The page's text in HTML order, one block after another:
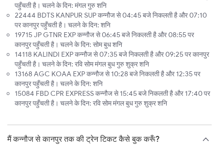
पहुँचती है। चलने के दिन: मंगल गुरु शनि
22444 BDTS KANPUR SUP कन्नौज से 04:45 बजे निकलती है और 07:10
पर कानपुर पहुँचती है। चलने के दिन: शनि
19715 JP GTNR EXP कन्नौज से 06:45 बजे निकलती है और 08:55 पर
कानपुर पहुँचती है। चलने के दिन: सोम बुध शनि
14118 KALINDI EXP कन्नौज से 07:35 बजे निकलती है और 09:25 पर कानपुर
पहुँचती है। चलने के दिन: रवि सोम मंगल बुध गुरु शुक्र शनि
13168 AGC KOAA EXP कन्नौज से 10:28 बजे निकलती है और 12:35 पर
कानपुर पहुँचती है। चलने के दिन: शनि
15084 FBD CPR EXPRESS कन्नौज से 15:45 बजे निकलती है और 17:40 पर
कानपुर पहुँचती है। चलने के दिन: रवि सोम मंगल बुध गुरु शुक्र शनि
मैं कन्नौज से कानपुर तक की ट्रेन टिकट कैसे बुक करूँ?